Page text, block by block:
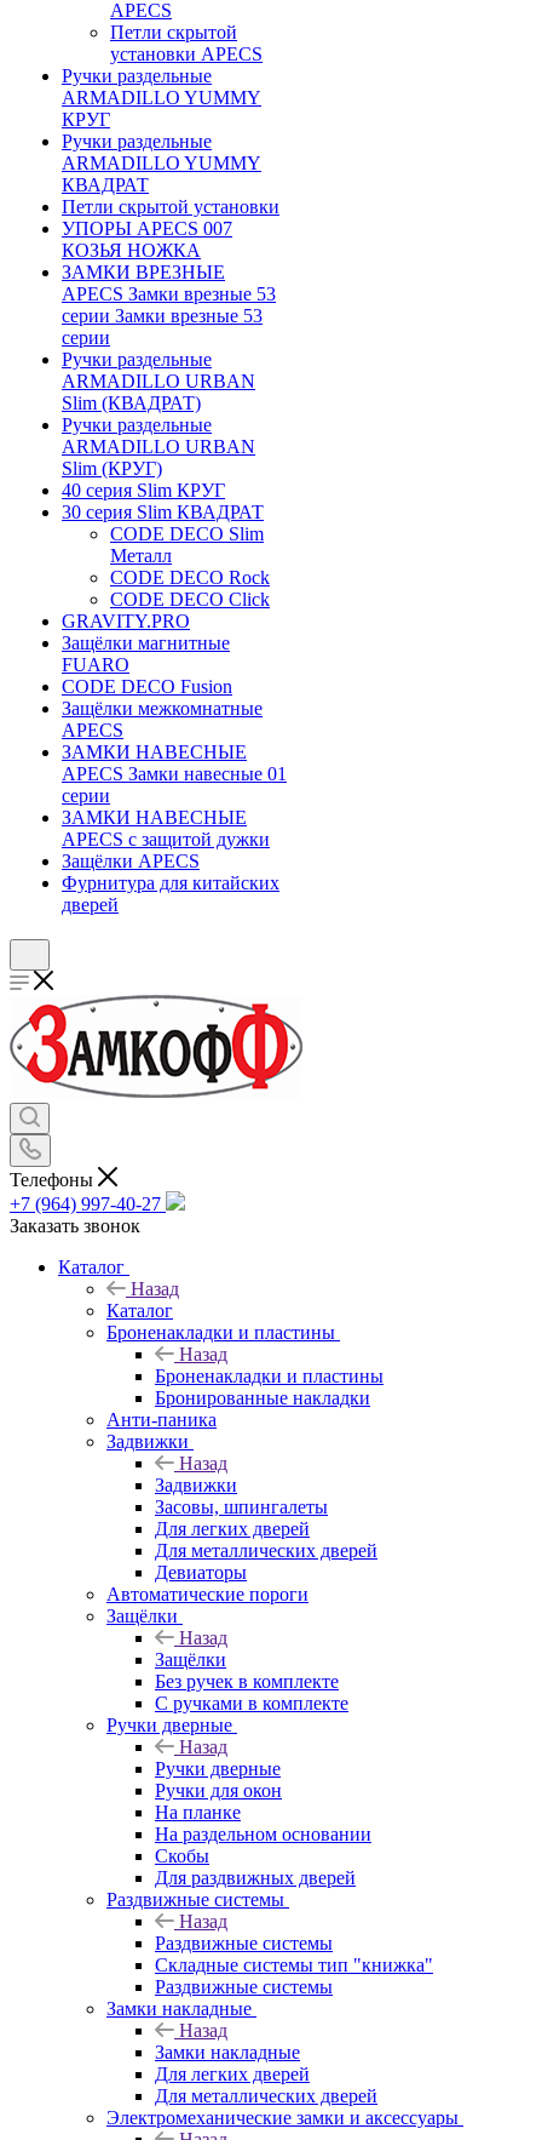
APECS
Петли скрытой
установки APECS
Ручки раздельные
ARMADILLO YUMMY
КРУГ
Ручки раздельные
ARMADILLO YUMMY
КВАДРАТ
Петли скрытой установки
УПОРЫ APECS 007
КОЗЬЯ НОЖКА
ЗАМКИ ВРЕЗНЫЕ
APECS Замки врезные 53
серии Замки врезные 53
серии
Ручки раздельные
ARMADILLO URBAN
Slim (КВАДРАТ)
Ручки раздельные
ARMADILLO URBAN
Slim (КРУГ)
40 серия Slim КРУГ
30 серия Slim КВАДРАТ
CODE DECO Slim
Металл
CODE DECO Rock
CODE DECO Click
GRAVITY.PRO
Защёлки магнитные
FUARO
CODE DECO Fusion
Защёлки межкомнатные
APECS
ЗАМКИ НАВЕСНЫЕ
APECS Замки навесные 01
серии
ЗАМКИ НАВЕСНЫЕ
APECS с защитой дужки
Защёлки APECS
Фурнитура для китайских
дверей
Телефоны
+7 (964) 997-40-27
Заказать звонок
Каталог
Назад
Каталог
Броненакладки и пластины
Назад
Броненакладки и пластины
Бронированные накладки
Анти-паника
Задвижки
Назад
Задвижки
Засовы, шпингалеты
Для легких дверей
Для металлических дверей
Девиаторы
Автоматические пороги
Защёлки
Назад
Защёлки
Без ручек в комплекте
С ручками в комплекте
Ручки дверные
Назад
Ручки дверные
Ручки для окон
На планке
На раздельном основании
Скобы
Для раздвижных дверей
Раздвижные системы
Назад
Раздвижные системы
Складные системы тип "книжка"
Раздвижные системы
Замки накладные
Назад
Замки накладные
Для легких дверей
Для металлических дверей
Электромеханические замки и аксессуары